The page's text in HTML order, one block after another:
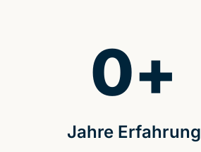
Jahre Erfahrung
0+